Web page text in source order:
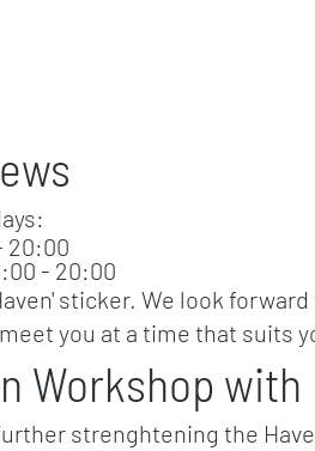
20:00
- 20:00
sticker. We look
you at a time that suits
Workshop with
strenghtening the